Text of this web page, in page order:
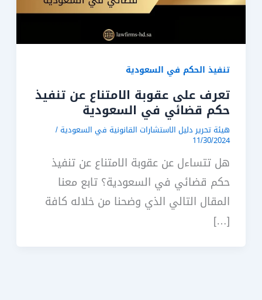
تنفيذ الحكم في السعودية
تعرف على عقوبة الامتناع عن تنفيذ
حكم قضائي في السعودية
هيئة تحرير دليل الاستشارات القانونية في السعودية /
11/30/2024
هل تتساءل عن عقوبة الامتناع عن تنفيذ
حكم قضائي في السعودية؟ تابع معنا
المقال التالي الذي وضحنا من خلاله كافة
[…]